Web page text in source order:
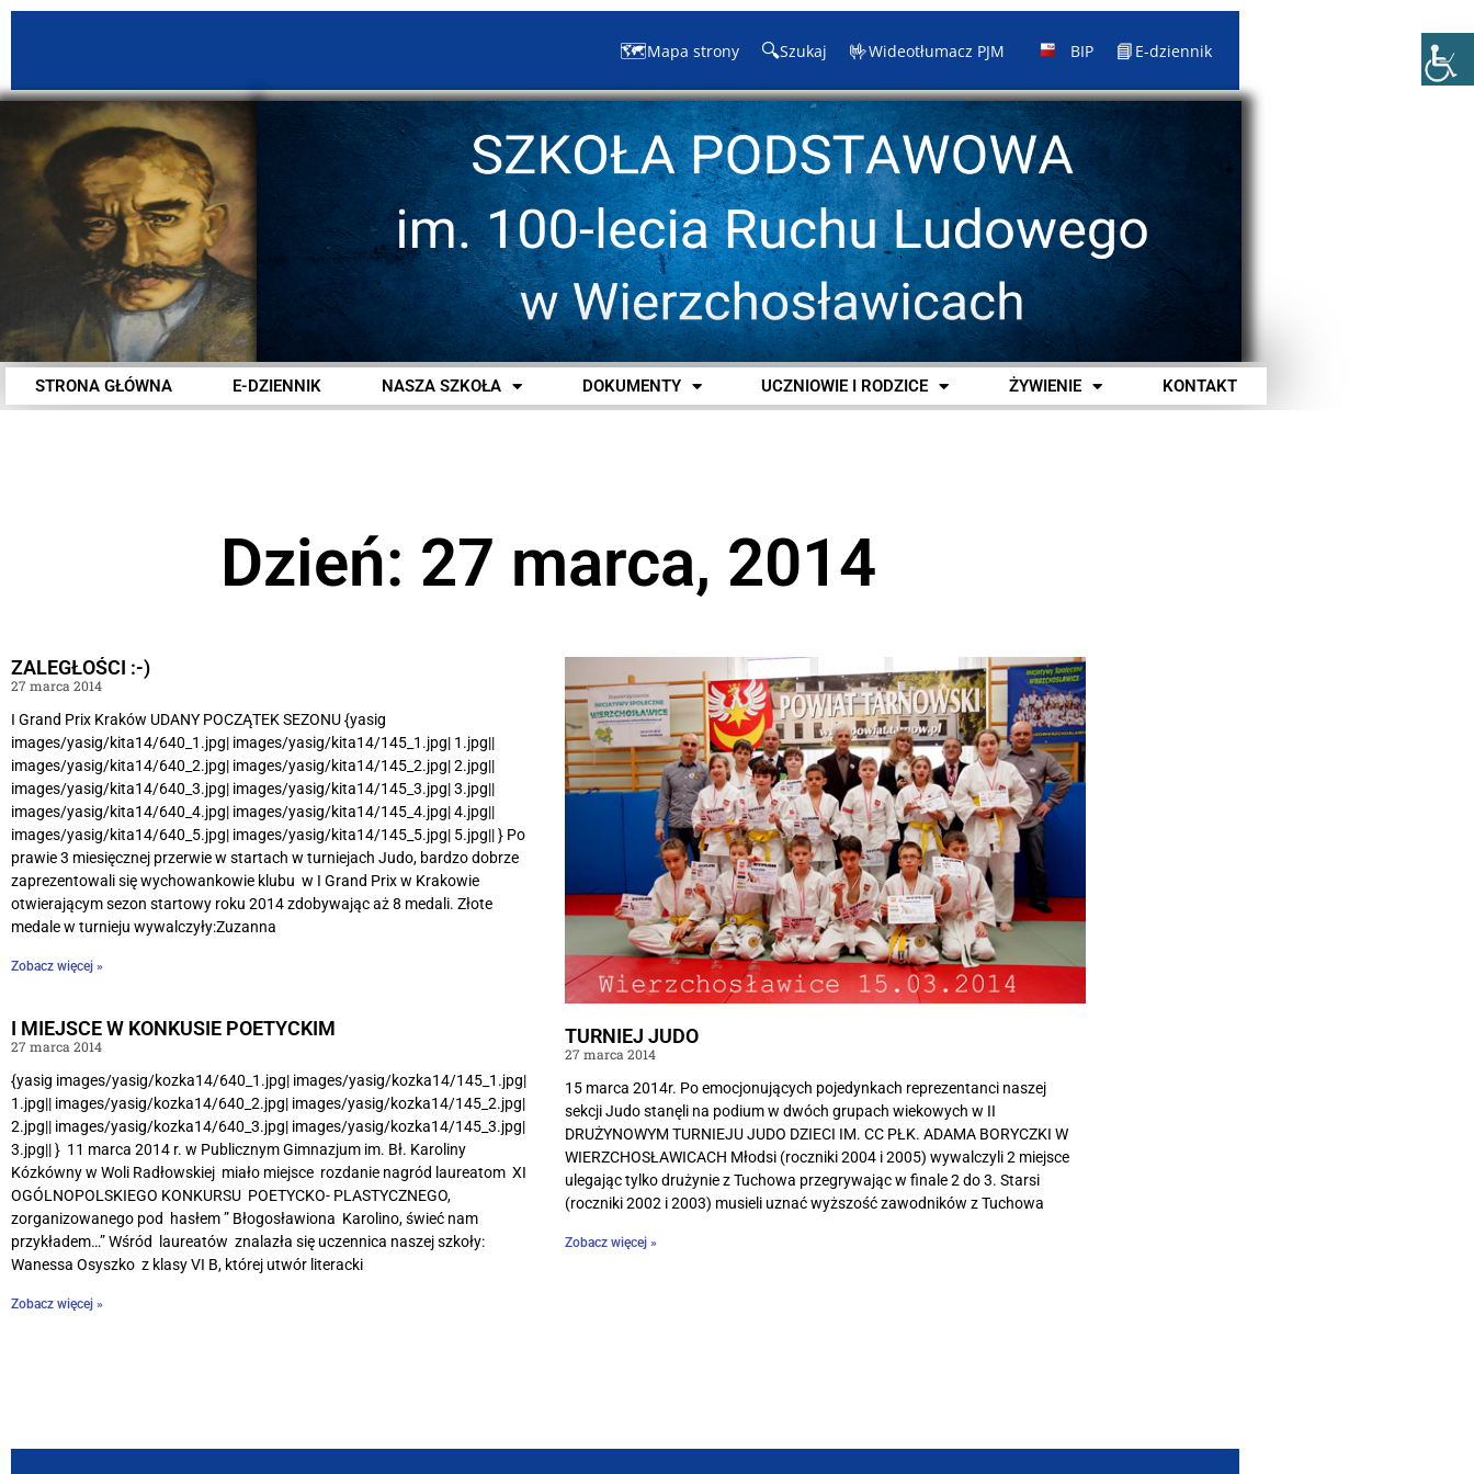
🗺️Mapa strony 🔍Szukaj 🤟Wideotłumacz PJM BIP 📘 E-dziennik
STRONA GŁÓWNA E-DZIENNIK NASZA SZKOŁA DOKUMENTY UCZNIOWIE I RODZICE ŻYWIENIE KONTAKT
Dzień: 27 marca, 2014
ZALEGŁOŚCI :-)
27 marca 2014
I Grand Prix Kraków UDANY POCZĄTEK SEZONU {yasig
images/yasig/kita14/640_1.jpg| images/yasig/kita14/145_1.jpg| 1.jpg||
images/yasig/kita14/640_2.jpg| images/yasig/kita14/145_2.jpg| 2.jpg||
images/yasig/kita14/640_3.jpg| images/yasig/kita14/145_3.jpg| 3.jpg||
images/yasig/kita14/640_4.jpg| images/yasig/kita14/145_4.jpg| 4.jpg||
images/yasig/kita14/640_5.jpg| images/yasig/kita14/145_5.jpg| 5.jpg|| } Po
prawie 3 miesięcznej przerwie w startach w turniejach Judo, bardzo dobrze
zaprezentowali się wychowankowie klubu w I Grand Prix w Krakowie
otwierającym sezon startowy roku 2014 zdobywając aż 8 medali. Złote
medale w turnieju wywalczyły:Zuzanna
Zobacz więcej »
TURNIEJ JUDO
27 marca 2014
15 marca 2014r. Po emocjonujących pojedynkach reprezentanci naszej
sekcji Judo stanęli na podium w dwóch grupach wiekowych w II
DRUŻYNOWYM TURNIEJU JUDO DZIECI IM. CC PŁK. ADAMA BORYCZKI W
WIERZCHOSŁAWICACH Młodsi (roczniki 2004 i 2005) wywalczyli 2 miejsce
ulegając tylko drużynie z Tuchowa przegrywając w finale 2 do 3. Starsi
(roczniki 2002 i 2003) musieli uznać wyższość zawodników z Tuchowa
Zobacz więcej »
I MIEJSCE W KONKUSIE POETYCKIM
27 marca 2014
{yasig images/yasig/kozka14/640_1.jpg| images/yasig/kozka14/145_1.jpg|
1.jpg|| images/yasig/kozka14/640_2.jpg| images/yasig/kozka14/145_2.jpg|
2.jpg|| images/yasig/kozka14/640_3.jpg| images/yasig/kozka14/145_3.jpg|
3.jpg|| } 11 marca 2014 r. w Publicznym Gimnazjum im. Bł. Karoliny
Kózkówny w Woli Radłowskiej miało miejsce rozdanie nagród laureatom XI
OGÓLNOPOLSKIEGO KONKURSU POETYCKO- PLASTYCZNEGO,
zorganizowanego pod hasłem ” Błogosławiona Karolino, świeć nam
przykładem…” Wśród laureatów znalazła się uczennica naszej szkoły:
Wanessa Osyszko z klasy VI B, której utwór literacki
Zobacz więcej »